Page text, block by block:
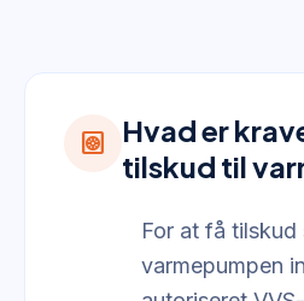
heat_pump
Hvad er
tilskud til
For at få tilskud
varmepumpen